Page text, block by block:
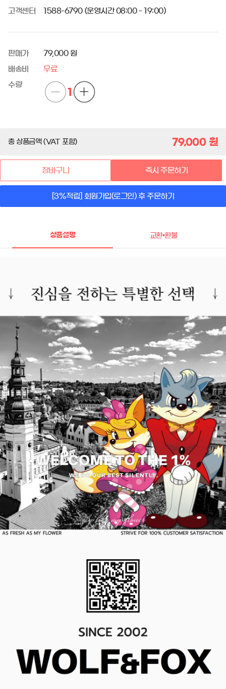
고객센터 1588-6790 (운영시간 08:00 - 19:00)
판매가 79,000 원
배송비 무료
수량
1
총 상품금액 (VAT 포함) 79,000원
장바구니 즉시 주문하기
[3%적립] 회원가입(로그인) 후 주문하기
상품설명 교환•환불